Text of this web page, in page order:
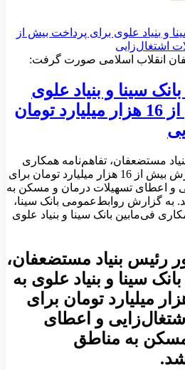
انقلاب اسلامی صورت گرفت:
سینا و بنیاد علوی
برای پرداخت بیش از 16 هزار میلیارد تومان
مستضعفان، تفاهم‌نامه همکاری
بانک سینا و بنیاد علوی به ارزش بیش از 16 هزار میلیارد تومان برای
و اعطای تسهیلات درمان و مسکن به
به گزارش روابط‌عمومی بانک سینا،
فی‌مابین بانک سینا و بنیاد علوی
رئیس بنیاد مستضعفان،
سینا و بنیاد علوی به
بیش از 16 هزار میلیارد تومان برای
و اعطای
به مناطق